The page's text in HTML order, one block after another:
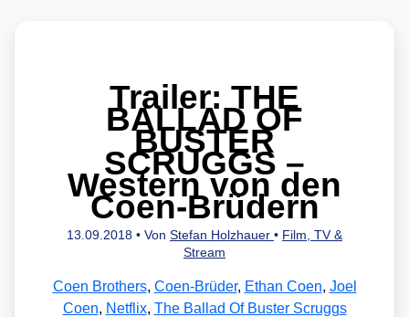
Trailer: THE
BALLAD OF
BUSTER
SCRUGGS –
Western von den
Coen-Brüdern
13.09.2018 • Von Stefan Holzhauer • Film, TV &
Stream
Coen Brothers, Coen-Brüder, Ethan Coen, Joel
Coen, Netflix, The Ballad Of Buster Scruggs